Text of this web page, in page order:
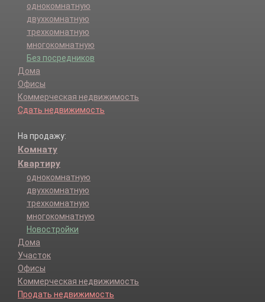
однокомнатную
двухкомнатную
трехкомнатную
многокомнатную
Без посредников
Дома
Офисы
Коммерческая недвижимость
Сдать недвижимость
На продажу:
Комнату
Квартиру
однокомнатную
двухкомнатную
трехкомнатную
многокомнатную
Новостройки
Дома
Участок
Офисы
Коммерческая недвижимость
Продать недвижимость